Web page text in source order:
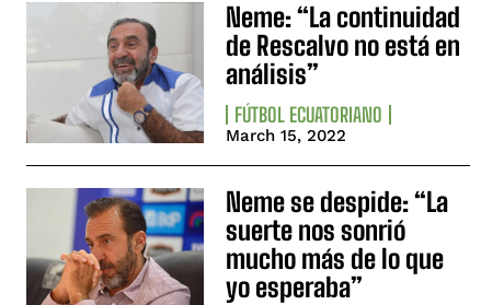
Neme: “La continuidad
de Rescalvo no está en
análisis”
FÚTBOL ECUATORIANO
March 15, 2022
Neme se despide: “La
suerte nos sonrió
mucho más de lo que
yo esperaba”